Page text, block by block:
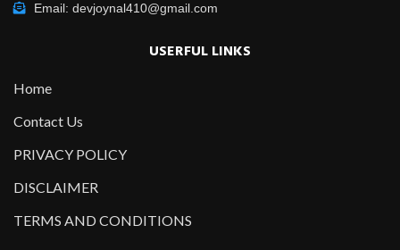
Email: devjoynal410@gmail.com
USERFUL LINKS
Home
Contact Us
PRIVACY POLICY
DISCLAIMER
TERMS AND CONDITIONS